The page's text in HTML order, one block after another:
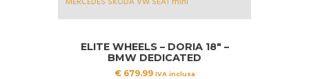
ELITE WHEELS – DORIA 18″ –
BMW DEDICATED
€679.99 IVA inclusa